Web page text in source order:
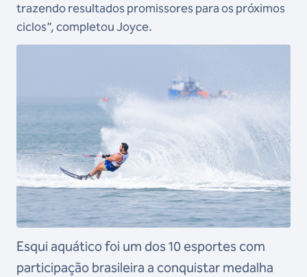
trazendo resultados promissores para os próximos
ciclos”, completou Joyce.
Esqui aquático foi um dos 10 esportes com
participação brasileira a conquistar medalha